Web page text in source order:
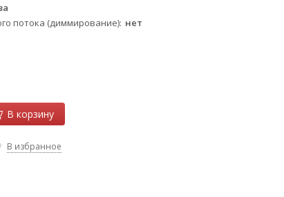
потока (диммирование) нет
В корзину
В избранное